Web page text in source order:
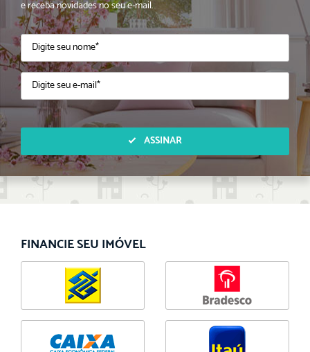
e receba novidades no seu e-mail.
ASSINAR
FINANCIE SEU IMÓVEL